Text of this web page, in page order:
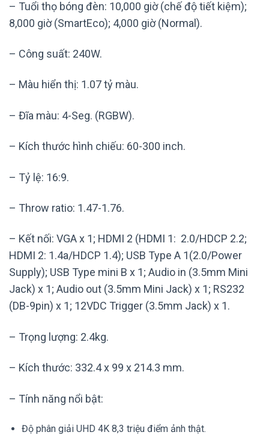
– Tuổi thọ bóng đèn: 10,000 giờ (chế độ tiết kiệm);
8,000 giờ (SmartEco); 4,000 giờ (Normal).
– Công suất: 240W.
– Màu hiển thị: 1.07 tỷ màu.
– Đĩa màu: 4-Seg. (RGBW).
– Kích thước hình chiếu: 60-300 inch.
– Tỷ lệ: 16:9.
– Throw ratio: 1.47-1.76‎.
– Kết nối: VGA x 1; HDMI 2 (HDMI 1: 2.0/HDCP 2.2;
HDMI 2: 1.4a/HDCP 1.4); USB Type A 1(2.0/Power
Supply); USB Type mini B x 1; Audio in (3.5mm Mini
Jack) x 1; Audio out (3.5mm Mini Jack) x 1; RS232
(DB-9pin) x 1; 12VDC Trigger (3.5mm Jack) x 1.
– Trọng lượng: 2.4kg.
– Kích thước: 332.4 x 99 x 214.3 mm.
– Tính năng nổi bật:
Độ phân giải UHD 4K 8,3 triệu điểm ảnh thật.